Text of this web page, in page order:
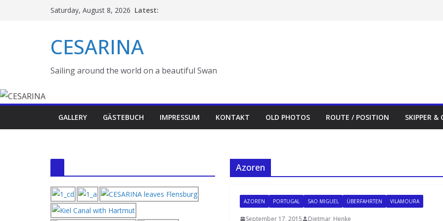
Saturday, August 8, 2026 Latest:
CESARINA
Sailing around the world on a beautiful Swan
GALLERY GÄSTEBUCH IMPRESSUM KONTAKT OLD PHOTOS ROUTE / POSITION SKIPPER &
Azoren
AZOREN PORTUGAL SAO MIGUEL ÜBERFAHRTEN VILAMOURA
September 17, 2015 Dietmar_Henke